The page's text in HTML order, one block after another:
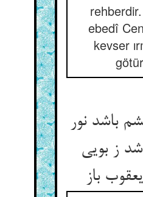
ebedî
kevser
باشد نور
ز بویی
باز